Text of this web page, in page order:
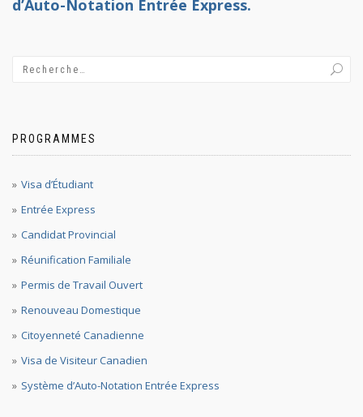
d’Auto-Notation Entrée Express.
PROGRAMMES
Visa d’Étudiant
Entrée Express
Candidat Provincial
Réunification Familiale
Permis de Travail Ouvert
Renouveau Domestique
Citoyenneté Canadienne
Visa de Visiteur Canadien
Système d’Auto-Notation Entrée Express